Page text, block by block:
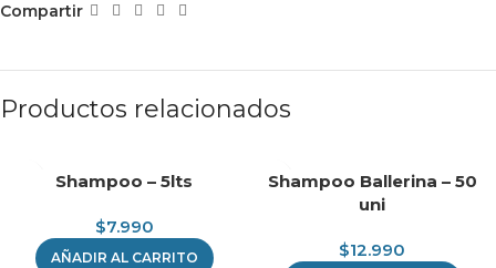
Compartir
Productos relacionados
Shampoo – 5lts
$7.990
AÑADIR AL CARRITO
Shampoo Ballerina – 50
uni
$12.990